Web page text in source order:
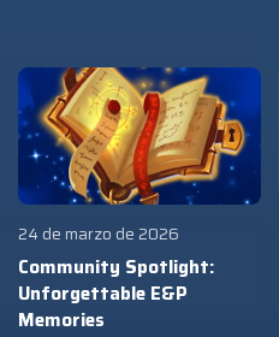
24 de marzo de 2026
Community Spotlight:
Unforgettable E&P
Memories